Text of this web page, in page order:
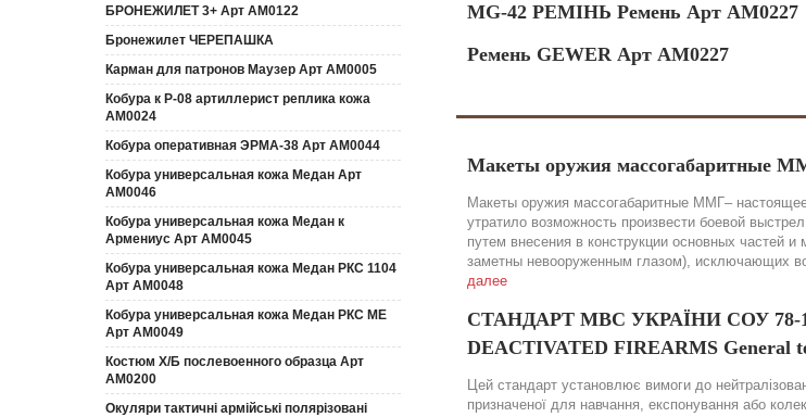
БРОНЕЖИЛЕТ 3+ Арт АМ0122
Бронежилет ЧЕРЕПАШКА
Карман для патронов Маузер Арт АМ0005
Кобура к P-08 артиллерист реплика кожа
АМ0024
Кобура оперативная ЭРМА-38 Арт АМ0044
Кобура универсальная кожа Медан Арт
АМ0046
Кобура универсальная кожа Медан к
Армениус Арт АМ0045
Кобура универсальная кожа Медан РКС 1104
Арт АМ0048
Кобура универсальная кожа Медан РКС МЕ
Арт АМ0049
Костюм Х/Б послевоенного образца Арт
АМ0200
Окуляри тактичні армійські полярізовані
MG-42 РЕМІНЬ Ремень Арт АМ0227
Ремень GEWER Арт АМ0227
Макеты оружия массогабаритные
Макеты оружия массогабаритные ММГ–
утратило возможность произвести боевой
путем внесения в конструкции основных частей
заметны невооруженным глазом), исключающих
далее
СТАНДАРТ МВС УКРАЇНИ СОУ 78-
DEACTIVATED FIREARMS General
Цей стандарт установлює вимоги до
призначеної для навчання, експонування або